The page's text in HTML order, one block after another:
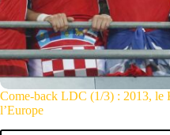
Come-back LDC (1/3) : 2013, le
l’Europe